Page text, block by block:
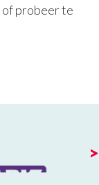
of probeer te
>